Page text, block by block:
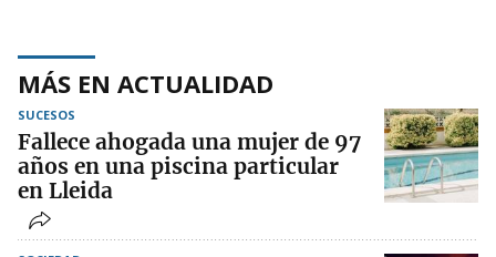
MÁS EN ACTUALIDAD
SUCESOS
Fallece ahogada una mujer de 97
años en una piscina particular
en Lleida